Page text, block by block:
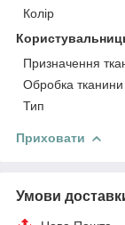
Колір
Призначення
Обробка тканини
Тип
Приховати
Умови